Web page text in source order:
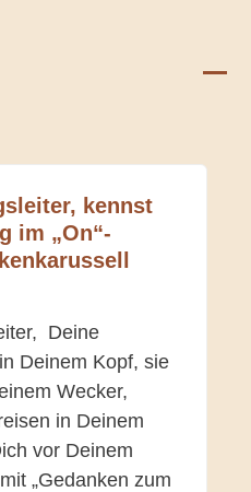
kennst
im „On“-
Deine
Deinem Kopf, sie
Wecker,
in Deinem
vor Deinem
„Gedanken zum